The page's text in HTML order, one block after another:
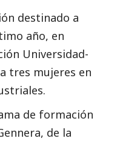
destinado a
año, en
Universidad-
tres mujeres en
de formación
de la